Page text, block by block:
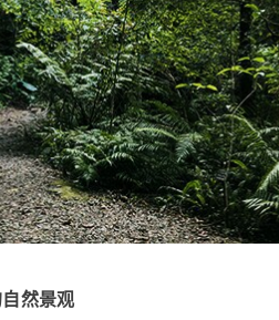
然景观